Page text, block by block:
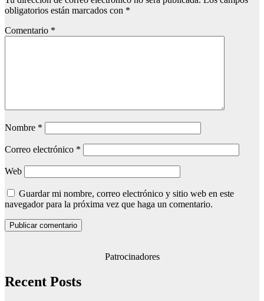
obligatorios están marcados con *
Comentario *
Nombre *
Correo electrónico *
Web
Guardar mi nombre, correo electrónico y sitio web en este
navegador para la próxima vez que haga un comentario.
Patrocinadores
Recent Posts